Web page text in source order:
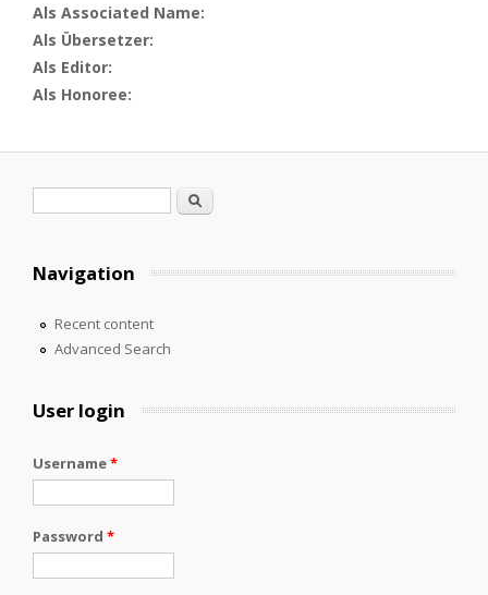
Als Associated Name:
Als Übersetzer:
Als Editor:
Als Honoree:
Search
Navigation
Recent content
Advanced Search
User login
Username*
Password *